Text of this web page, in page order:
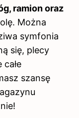
ramion oraz
Można
symfonia
się, plecy
szansę